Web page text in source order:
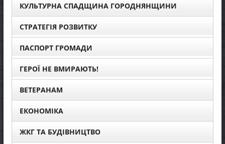
КУЛЬТУРНА СПАДЩИНА ГОРОДНЯНЩИНИ
СТРАТЕГІЯ РОЗВИТКУ
ПАСПОРТ ГРОМАДИ
ГЕРОЇ НЕ ВМИРАЮТЬ!
ВЕТЕРАНАМ
ЕКОНОМІКА
ЖКГ ТА БУДІВНИЦТВО